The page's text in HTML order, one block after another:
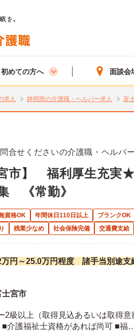
初めての方へ 面談会
求人 静岡県の介護職・ヘルパー求人 富
せくださいの介護職・ヘルパー
宮市】 福利厚生充実
《常勤》
資格OK 年間休日110日以上 ブランクOK
残業少なめ 社会保険完備 交通費支給
万円～25.0万円程度 諸手当別途支
士宮市
2級以上（取得見込あるいは取得意
■介護福祉士資格があれば尚可 ■福